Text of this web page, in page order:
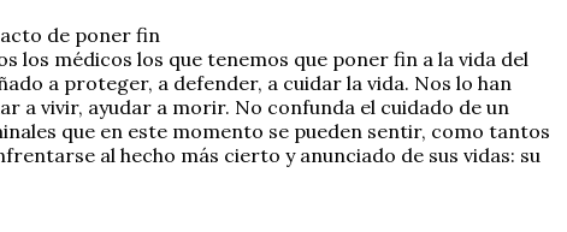
de poner fin
los médicos los que tenemos que poner fin a la vida del
a proteger, a defender, a cuidar la vida. Nos lo han
a vivir, ayudar a morir. No confunda el cuidado de un
que en este momento se pueden sentir, como tantos
al hecho más cierto y anunciado de sus vidas: su